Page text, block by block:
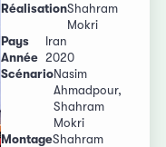
RéalisationShahram
Mokri
Pays
Iran
Année 2020
ScénarioNasim
Ahmadpour,
Shahram
Mokri
MontageShahram